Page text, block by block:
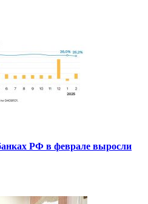
РФ в феврале выросли